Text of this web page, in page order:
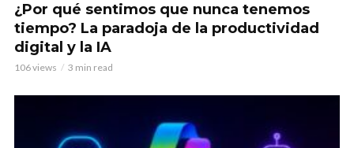
¿Por qué sentimos que nunca tenemos
tiempo? La paradoja de la productividad
digital y la IA
106 views 3 min read